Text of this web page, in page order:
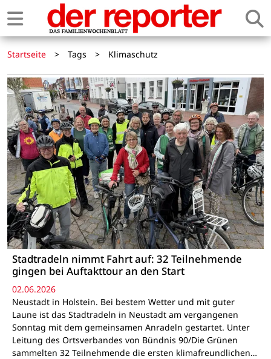
Startseite > Tags > Klimaschutz
Stadtradeln nimmt Fahrt auf: 32 Teilnehmende
gingen bei Auftakttour an den Start
02.06.2026
Neustadt in Holstein. Bei bestem Wetter und mit guter
Laune ist das Stadtradeln in Neustadt am vergangenen
Sonntag mit dem gemeinsamen Anradeln gestartet. Unter
Leitung des Ortsverbandes von Bündnis 90/Die Grünen
sammelten 32 Teilnehmende die ersten klimafreundlichen…